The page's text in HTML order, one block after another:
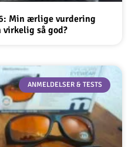
Min ærlige vurdering
virkelig så god?
ANMELDELSER & TESTS